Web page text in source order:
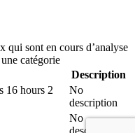
qui sont en cours d’analyse
catégorie
Description
16 hours 2
No
description
No
description